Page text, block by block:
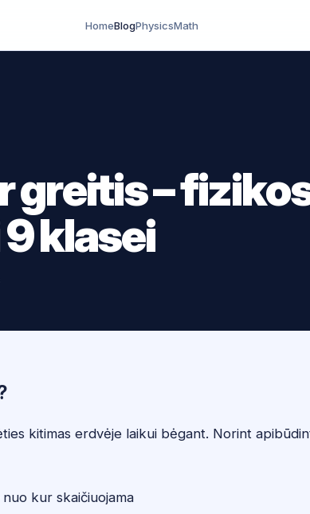
HomeBlogPhysicsMath
greitis –
klasei
kitimas erdvėje laikui bėgant. Norint
nuo kur skaičiuojama